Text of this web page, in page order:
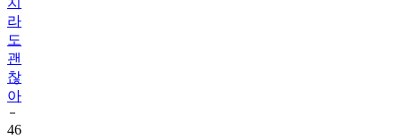
라
도
괜
찮
아
46